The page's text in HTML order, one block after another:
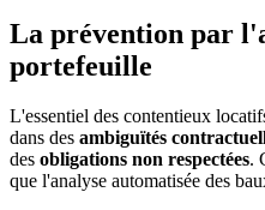
La prévention par
portefeuille
L'essentiel des contentieux
dans des ambiguïtés
des obligations non respectées.
que l'analyse automatisée des